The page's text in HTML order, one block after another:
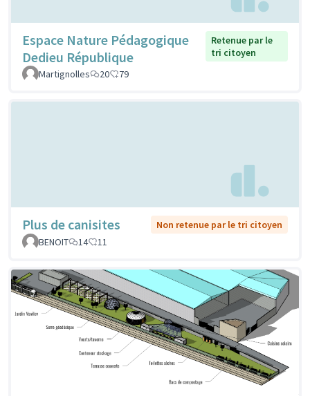
Espace Nature Pédagogique
Dedieu République
Retenue par le
tri citoyen
Martignolles
20 79
Plus de canisites
Non retenue par le tri citoyen
BENOIT
14 11